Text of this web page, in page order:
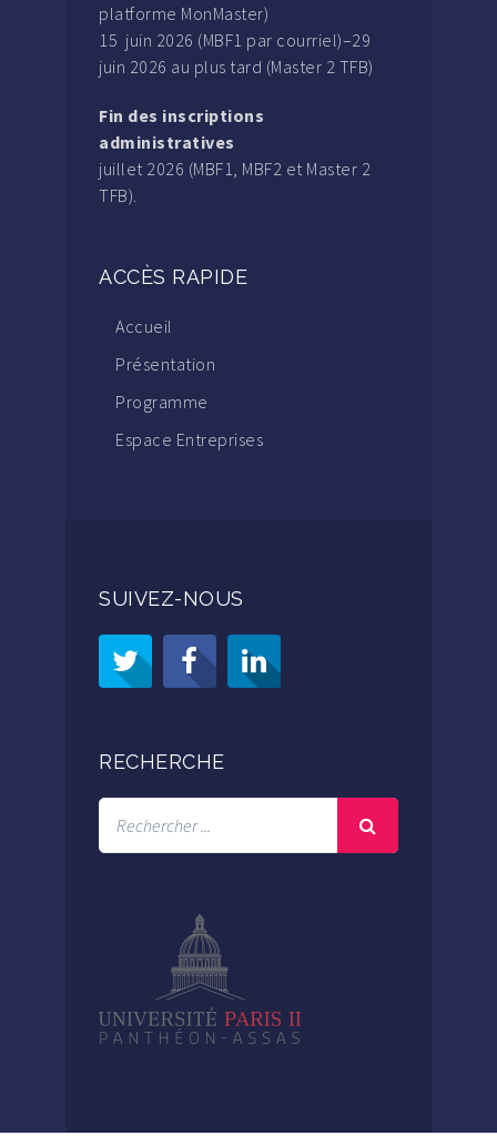
platforme MonMaster)
15 juin 2026 (MBF1 par courriel)–29
juin 2026 au plus tard (Master 2 TFB)
Fin des inscriptions
administratives
juillet 2026 (MBF1, MBF2 et Master 2
TFB).
ACCÈS RAPIDE
Accueil
Présentation
Programme
Espace Entreprises
SUIVEZ-NOUS
RECHERCHE